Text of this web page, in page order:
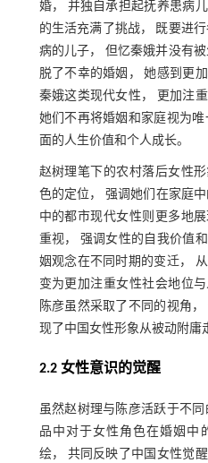
婚， 并独自承担起抚养患病
的生活充满了挑战， 既要进
病的儿子， 但忆秦娥并没有
脱了不幸的婚姻， 她感到更
秦娥这类现代女性， 更加注
她们不再将婚姻和家庭视为
面的人生价值和个人成长。
赵树理笔下的农村落后女性
色的定位， 强调她们在家庭
中的都市现代女性则更多地
重视， 强调女性的自我价值
姻观念在不同时期的变迁，
变为更加注重女性社会地位
陈彦虽然采取了不同的视角
现了中国女性形象从被动附庸
2.2 女性意识的觉醒
虽然赵树理与陈彦活跃于不
品中对于女性角色在婚姻中
绘， 共同反映了中国女性觉